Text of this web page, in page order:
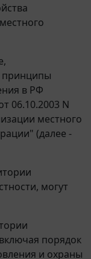
принципы
в РФ
06.10.2003 N
местного
(далее -
могут
порядок
и охраны